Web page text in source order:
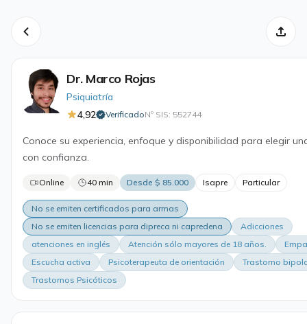
Dr. Marco Rojas
Psiquiatría
4,92
VerificadoNº SIS: 552744·
Conoce su experiencia, enfoque y disponibilidad para elegir
con confianza.
Online 40 min Desde $ 85.000 Isapre Particular
No se emiten certificados para armas
No se emiten licencias para dipreca ni capredena
Adicciones
atenciones en inglés
Atención sólo mayores de 18 años.
Escucha activa
Psicoterapeuta de orientación
Trastorno
Trastornos Psicóticos